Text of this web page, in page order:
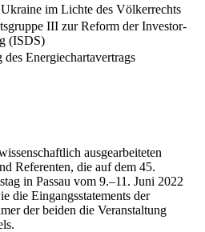
im Lichte des Völkerrechts
III zur Reform der Investor-
(ISDS)
Energiechartavertrags
ausgearbeiteten
Referenten, die auf dem 45.
in Passau vom 9.–11. Juni 2022
die Eingangsstatements der
der beiden die Veranstaltung